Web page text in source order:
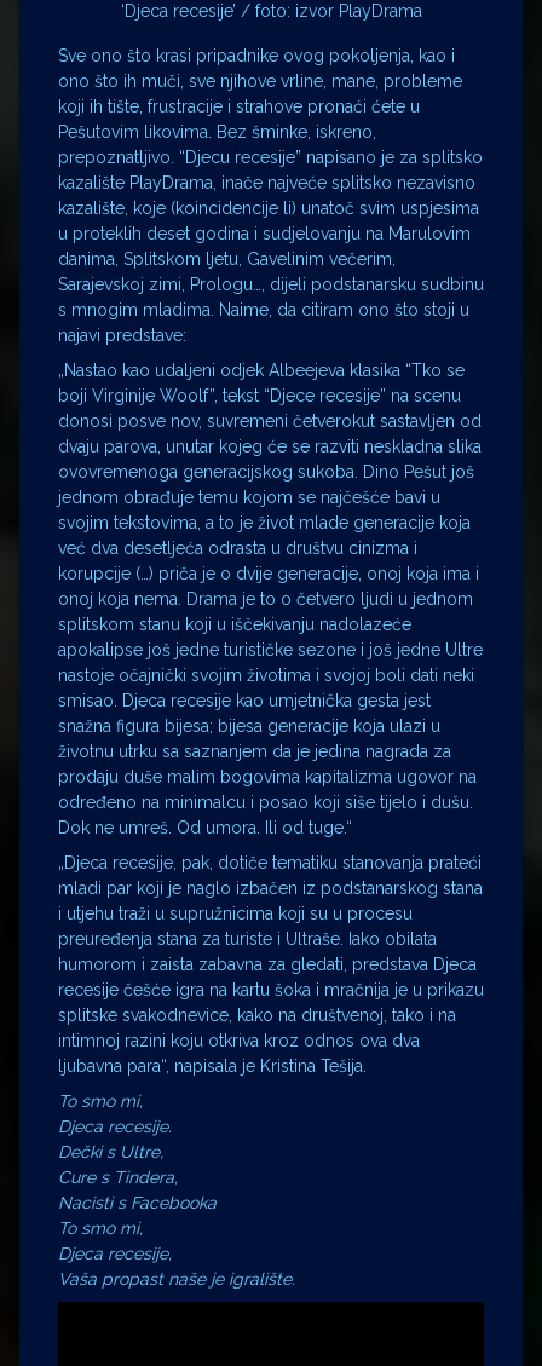
‘Djeca recesije’ / foto: izvor PlayDrama
Sve ono što krasi pripadnike ovog pokoljenja, kao i
ono što ih muči, sve njihove vrline, mane, probleme
koji ih tište, frustracije i strahove pronaći ćete u
Pešutovim likovima. Bez šminke, iskreno,
prepoznatljivo. “Djecu recesije” napisano je za splitsko
kazalište PlayDrama, inače najveće splitsko nezavisno
kazalište, koje (koincidencije li) unatoč svim uspjesima
u proteklih deset godina i sudjelovanju na Marulovim
danima, Splitskom ljetu, Gavelinim večerim,
Sarajevskoj zimi, Prologu…, dijeli podstanarsku sudbinu
s mnogim mladima. Naime, da citiram ono što stoji u
najavi predstave:
„Nastao kao udaljeni odjek Albeejeva klasika “Tko se
boji Virginije Woolf”, tekst “Djece recesije” na scenu
donosi posve nov, suvremeni četverokut sastavljen od
dvaju parova, unutar kojeg će se razviti neskladna slika
ovovremenoga generacijskog sukoba. Dino Pešut još
jednom obrađuje temu kojom se najčešće bavi u
svojim tekstovima, a to je život mlade generacije koja
već dva desetljeća odrasta u društvu cinizma i
korupcije (…) priča je o dvije generacije, onoj koja ima i
onoj koja nema. Drama je to o četvero ljudi u jednom
splitskom stanu koji u iščekivanju nadolazeće
apokalipse još jedne turističke sezone i još jedne Ultre
nastoje očajnički svojim životima i svojoj boli dati neki
smisao. Djeca recesije kao umjetnička gesta jest
snažna figura bijesa; bijesa generacije koja ulazi u
životnu utrku sa saznanjem da je jedina nagrada za
prodaju duše malim bogovima kapitalizma ugovor na
određeno na minimalcu i posao koji siše tijelo i dušu.
Dok ne umreš. Od umora. Ili od tuge.“
„Djeca recesije, pak, dotiče tematiku stanovanja prateći
mladi par koji je naglo izbačen iz podstanarskog stana
i utjehu traži u supružnicima koji su u procesu
preuređenja stana za turiste i Ultraše. Iako obilata
humorom i zaista zabavna za gledati, predstava Djeca
recesije češće igra na kartu šoka i mračnija je u prikazu
splitske svakodnevice, kako na društvenoj, tako i na
intimnoj razini koju otkriva kroz odnos ova dva
ljubavna para“, napisala je Kristina Tešija.
To smo mi,
Djeca recesije.
Dečki s Ultre,
Cure s Tindera,
Nacisti s Facebooka
To smo mi,
Djeca recesije,
Vaša propast naše je igralište.